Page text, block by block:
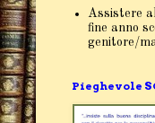
Assistere
fine anno
genitore/
Pieghevole